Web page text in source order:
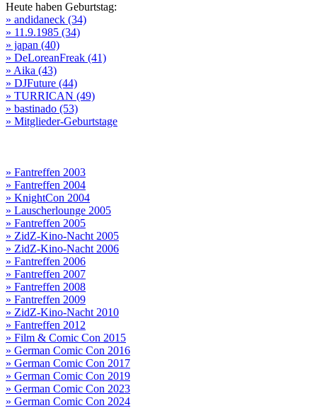
Heute haben Geburtstag:
» andidaneck (34)
» 11.9.1985 (34)
» japan (40)
» DeLoreanFreak (41)
» Aika (43)
» DJFuture (44)
» TURRICAN (49)
» bastinado (53)
» Mitglieder-Geburtstage
» Fantreffen 2003
» Fantreffen 2004
» KnightCon 2004
» Lauscherlounge 2005
» Fantreffen 2005
» ZidZ-Kino-Nacht 2005
» ZidZ-Kino-Nacht 2006
» Fantreffen 2006
» Fantreffen 2007
» Fantreffen 2008
» Fantreffen 2009
» ZidZ-Kino-Nacht 2010
» Fantreffen 2012
» Film & Comic Con 2015
» German Comic Con 2016
» German Comic Con 2017
» German Comic Con 2019
» German Comic Con 2023
» German Comic Con 2024